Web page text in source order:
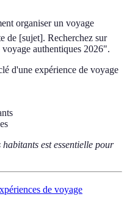
organiser un voyage
de [sujet]. Recherchez sur
authentiques 2026".
d'une expérience de voyage
est essentielle pour
de voyage